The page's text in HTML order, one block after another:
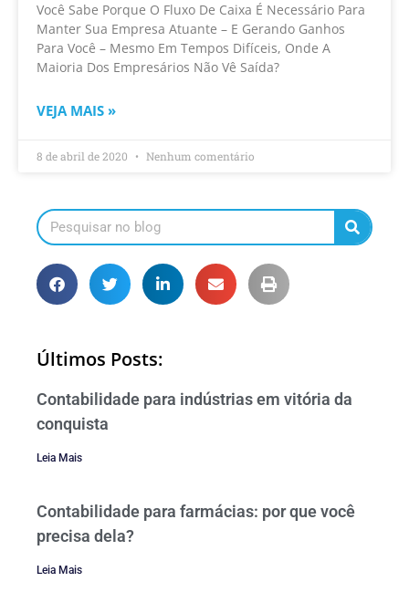
Você Sabe Porque O Fluxo De Caixa É Necessário Para
Manter Sua Empresa Atuante – E Gerando Ganhos
Para Você – Mesmo Em Tempos Difíceis, Onde A
Maioria Dos Empresários Não Vê Saída?
VEJA MAIS »
8 de abril de 2020 Nenhum comentário
Últimos Posts:
Contabilidade para indústrias em vitória da
conquista
Leia Mais
Contabilidade para farmácias: por que você
precisa dela?
Leia Mais